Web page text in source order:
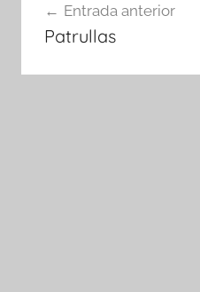
de
Entrada anterior
Patrullas